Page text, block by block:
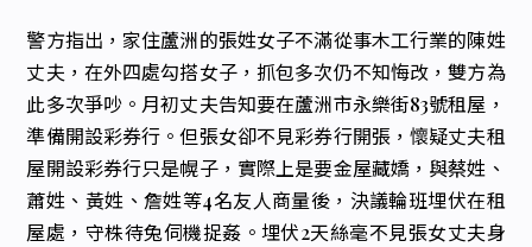
警方指出，家住蘆洲的張姓女子不滿從事木工行業的陳姓
丈夫，在外四處勾搭女子，抓包多次仍不知悔改，雙方為
此多次爭吵。月初丈夫告知要在蘆洲市永樂街83號租屋，
準備開設彩券行。但張女卻不見彩券行開張，懷疑丈夫租
屋開設彩券行只是幌子，實際上是要金屋藏嬌，與蔡姓、
蕭姓、黃姓、詹姓等4名友人商量後，決議輪班埋伏在租
屋處，守株待兔伺機捉姦。埋伏2天絲毫不見張女丈夫身